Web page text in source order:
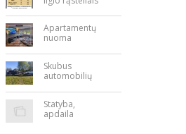
Apartamentų
nuoma
Skubus
automobilių
Statyba,
apdaila